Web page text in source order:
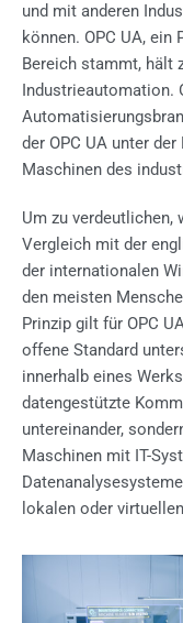
und mit anderen
können. OPC UA,
Bereich stammt, hält
Industrieautomation.
der OPC UA unter der
Maschinen des
Um zu
Vergleich mit der
der internationalen
den meisten
Prinzip gilt für OPC
offene Standard
innerhalb eines
datengestützte
untereinander,
Maschinen mit IT-
lokalen oder